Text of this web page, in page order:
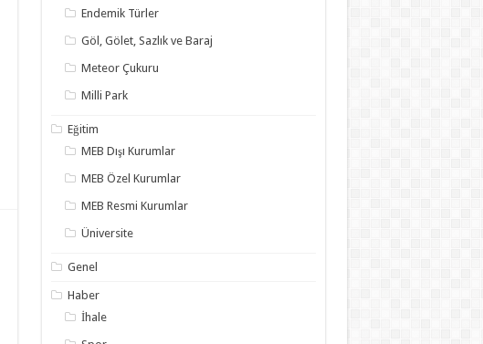
Endemik Türler
Göl, Gölet, Sazlık ve Baraj
Meteor Çukuru
Milli Park
Eğitim
MEB Dışı Kurumlar
MEB Özel Kurumlar
MEB Resmi Kurumlar
Üniversite
Genel
Haber
İhale